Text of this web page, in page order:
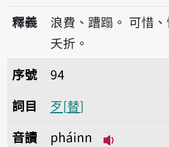
播放音
釋義 浪費、蹧蹋。 可惜、
夭折。
序號94歹
序號
94
詞目
歹 替
音讀
pháinn